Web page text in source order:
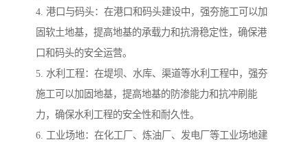
4. 港口与码头：在港口和码头建设中，强夯施工可以加
固软土地基，提高地基的承载力和抗滑稳定性，确保港
口和码头的安全运营。
5. 水利工程：在堤坝、水库、渠道等水利工程中，强夯
施工可以加固地基，提高地基的防渗能力和抗冲刷能
力，确保水利工程的安全性和耐久性。
6. 工业场地：在化工厂、炼油厂、发电厂等工业场地建